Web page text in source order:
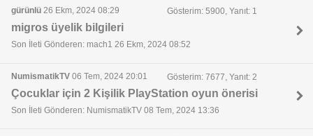
gürünlü 26 Ekm, 2024 08:29 Gösterim: 5900, Yanıt: 1
migros üyelik bilgileri
Son İleti Gönderen: mach1 26 Ekm, 2024 08:52
NumismatikTV 06 Tem, 2024 20:01 Gösterim: 7677, Yanıt: 2
Çocuklar için 2 Kişilik PlayStation oyun önerisi
Son İleti Gönderen: NumismatikTV 08 Tem, 2024 13:36